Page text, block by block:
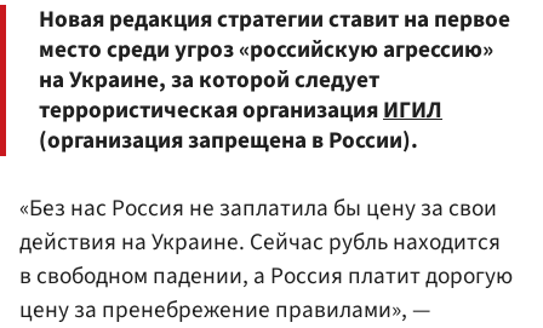
Новая редакция стратегии ставит на первое
место среди угроз «российскую агрессию»
на Украине, за которой следует
террористическая организацияИГИЛ
(организация запрещена в России).
«Без нас Россия не заплатила бы цену за свои
действия на Украине. Сейчас рубль находится
в свободном падении, а Россия платит дорогую
цену за пренебрежение правилами», —